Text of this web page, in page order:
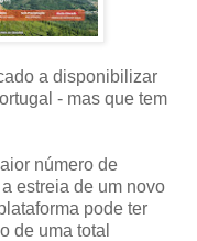
a disponibilizar
- mas que tem
número de
estreia de um novo
pode ter
de uma total